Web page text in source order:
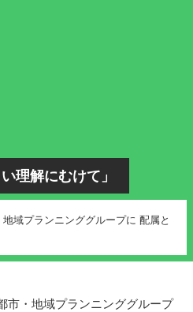
理解にむけて」
域プランニンググループに 配属と
・地域プランニンググループ